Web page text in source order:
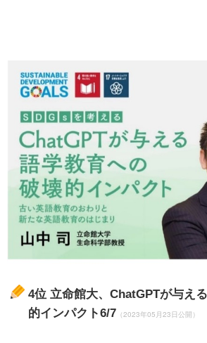
4位 立命館大、ChatGPTが与え
的インパクト6/7 （2023年05月23日公開）